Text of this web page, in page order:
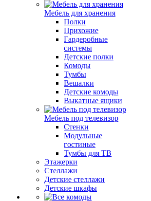
Мебель для хранения
Полки
Прихожие
Гардеробные
системы
Детские полки
Комоды
Тумбы
Вешалки
Детские комоды
Выкатные ящики
Мебель под телевизор
Стенки
Модульные
гостиные
Тумбы для ТВ
Этажерки
Стеллажи
Детские стеллажи
Детские шкафы